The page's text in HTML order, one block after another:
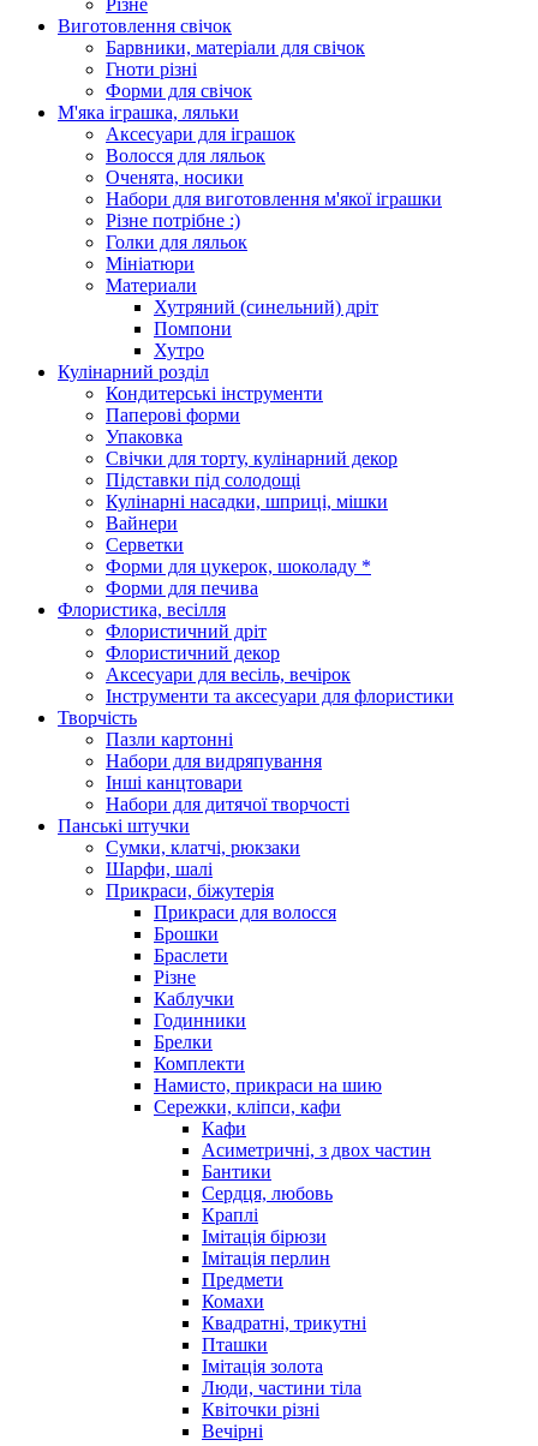
Виготовлення свічок
Барвники, матеріали для свічок
Гноти різні
Форми для свічок
М'яка іграшка, ляльки
Аксесуари для іграшок
Волосся для ляльок
Оченята, носики
Набори для виготовлення м'якої іграшки
Різне потрібне :)
Голки для ляльок
Мініатюри
Материали
Хутряний (синельний) дріт
Помпони
Хутро
Кулінарний розділ
Кондитерські інструменти
Паперові форми
Упаковка
Свічки для торту, кулінарний декор
Підставки під солодощі
Кулінарні насадки, шприці, мішки
Вайнери
Серветки
Форми для цукерок, шоколаду *
Форми для печива
Флористика, весілля
Флористичний дріт
Флористичний декор
Аксесуари для весіль, вечірок
Інструменти та аксесуари для флористики
Творчість
Пазли картонні
Набори для видряпування
Інші канцтовари
Набори для дитячої творчості
Панські штучки
Сумки, клатчі, рюкзаки
Шарфи, шалі
Прикраси, біжутерія
Прикраси для волосся
Брошки
Браслети
Різне
Каблучки
Годинники
Брелки
Комплекти
Намисто, прикраси на шию
Сережки, кліпси, кафи
Кафи
Асиметричні, з двох частин
Бантики
Сердця, любовь
Краплі
Імітація бірюзи
Імітація перлин
Предмети
Комахи
Квадратні, трикутні
Пташки
Імітація золота
Люди, частини тіла
Квіточки різні
Вечірні